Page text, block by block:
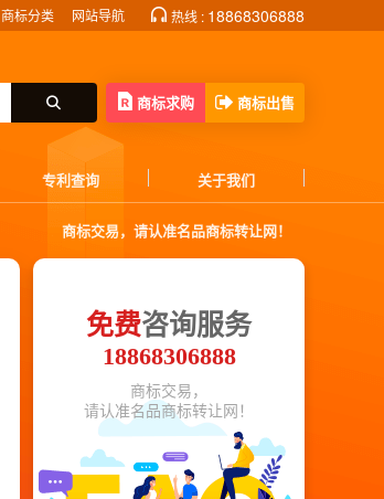
商标分类 网站导航 热线 : 18868306888
商标求购 商标出售
专利查询 关于我们
商标交易，请认准名品商标转让网！
免费咨询服务
18868306888
商标交易，
请认准名品商标转让网！